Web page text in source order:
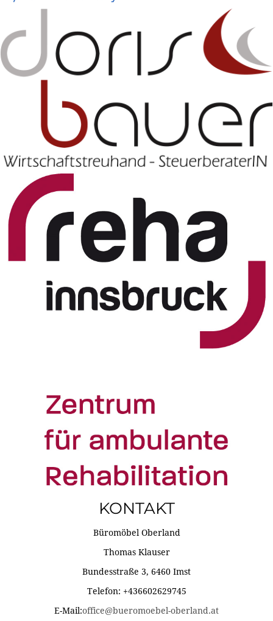
KONTAKT
Büromöbel Oberland
Thomas Klauser
Bundesstraße 3, 6460 Imst
Telefon: +436602629745
E-Mail:office@bueromoebel-oberland.at